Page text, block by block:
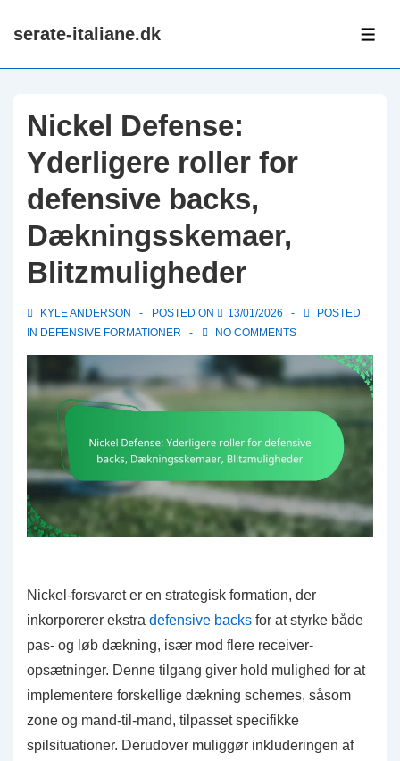
Skipserate-italiane.dk
Nickel Defense:
Yderligere roller for
defensive backs,
Dækningsskemaer,
Blitzmuligheder
KYLE ANDERSON POSTED ON 13/01/2026
POSTED
IN DEFENSIVE FORMATIONER NO COMMENTS
Nickel-forsvaret er en strategisk formation, der
inkorporerer ekstra defensive backs for at styrke både
pas- og løb dækning, især mod flere receiver-
opsætninger. Denne tilgang giver hold mulighed for at
implementere forskellige dækning schemes, såsom
zone og mand-til-mand, tilpasset specifikke
spilsituationer. Derudover muliggør inkluderingen af